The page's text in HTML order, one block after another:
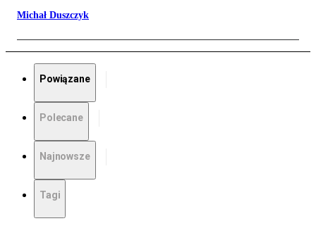
Michał Duszczyk
Powiązane
Polecane
Najnowsze
Tagi